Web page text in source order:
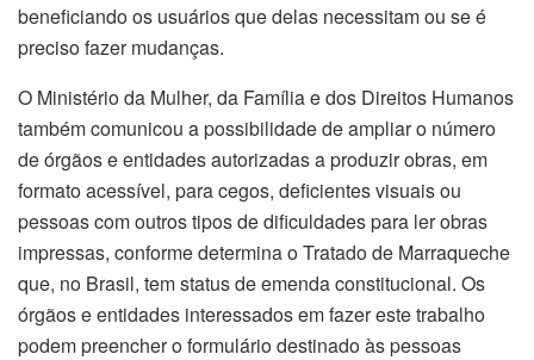
beneficiando os usuários que delas necessitam ou se é
preciso fazer mudanças.
O Ministério da Mulher, da Família e dos Direitos Humanos
também comunicou a possibilidade de ampliar o número
de órgãos e entidades autorizadas a produzir obras, em
formato acessível, para cegos, deficientes visuais ou
pessoas com outros tipos de dificuldades para ler obras
impressas, conforme determina o Tratado de Marraqueche
que, no Brasil, tem status de emenda constitucional. Os
órgãos e entidades interessados em fazer este trabalho
podem preencher o formulário destinado às pessoas